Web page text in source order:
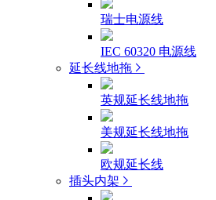
瑞士电源线
IEC 60320 电源线
延长线地拖
英规延长线地拖
美规延长线地拖
欧规延长线
插头内架